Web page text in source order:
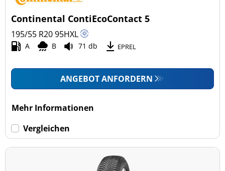
Continental ContiEcoContact 5
195/55 R2095HXL
A B 71 db EPREL
ANGEBOT ANFORDERN
Mehr Informationen
Vergleichen